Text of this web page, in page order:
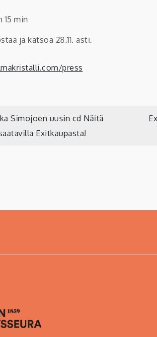
15 min
ja katsoa 28.11. asti.
press
Simojoen uusin cd Näitä
Exitkaupasta!